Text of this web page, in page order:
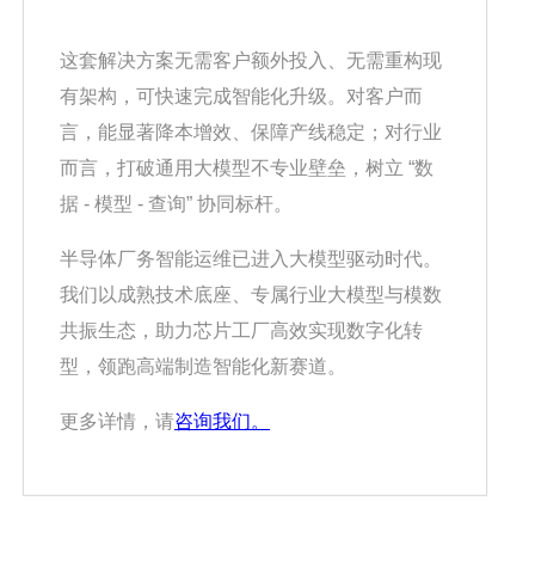
这套解决方案无需客户额外投入、无需重构现
有架构，可快速完成智能化升级。对客户而
言，能显著降本增效、保障产线稳定；对行业
而言，打破通用大模型不专业壁垒，树立 “数
据 - 模型 - 查询” 协同标杆。
半导体厂务智能运维已进入大模型驱动时代。
我们以成熟技术底座、专属行业大模型与模数
共振生态，助力芯片工厂高效实现数字化转
型，领跑高端制造智能化新赛道。
更多详情，请咨询我们。